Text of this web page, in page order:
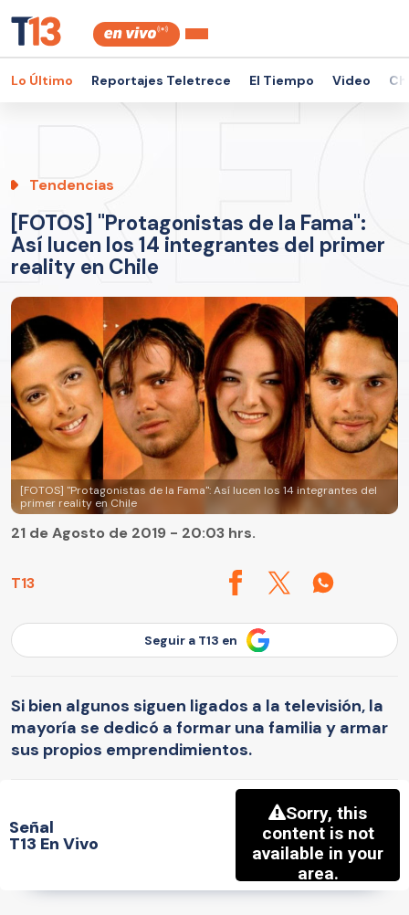
Lo Último Reportajes Teletrece El Tiempo Video
Tendencias
[FOTOS] "Protagonistas de la Fama":
Así lucen los 14 integrantes del primer
reality en Chile
[FOTOS] "Protagonistas de la Fama": Así lucen los 14 integrantes del
primer reality en Chile
T13
21 de Agosto de 2019 - 20:03 hrs.
Seguir a T13 en
Si bien algunos siguen ligados a la televisión, la
mayoría se dedicó a formar una familia y armar
sus propios emprendimientos.
Señal
T13 En Vivo